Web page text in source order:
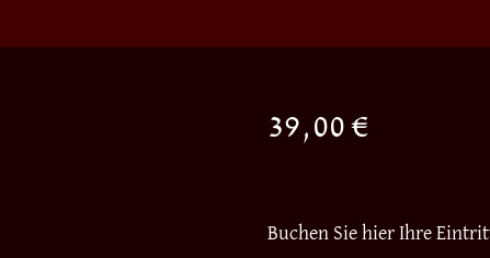
39,00€
Buchen Sie hier Ihre